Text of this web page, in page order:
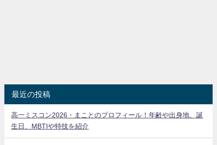
最近の投稿
高一ミスコン2026・まことのプロフィール！年齢や出身地、誕
生日、MBTIや特技を紹介